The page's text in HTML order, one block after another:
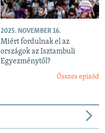
2025. NOVEMBER 16.
Miért fordulnak el az
országok az Isztambuli
Egyezménytől?
Összes epizód